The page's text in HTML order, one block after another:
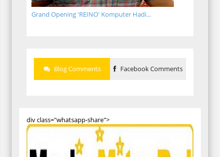
Grand Opening 'REINO' Komputer Hadi...
Blog Comments Facebook Comments
div class="whatsapp-share">